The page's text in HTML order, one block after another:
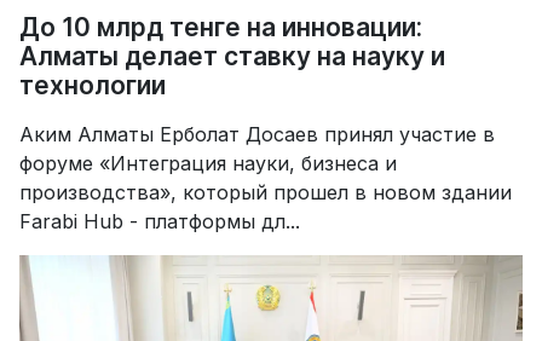
До 10 млрд тенге на инновации:
Алматы делает ставку на науку и
технологии
Аким Алматы Ерболат Досаев принял участие в
форуме «Интеграция науки, бизнеса и
производства», который прошел в новом здании
Farabi Hub - платформы дл...